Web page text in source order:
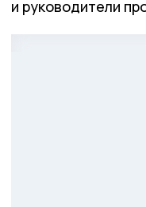
и руководители